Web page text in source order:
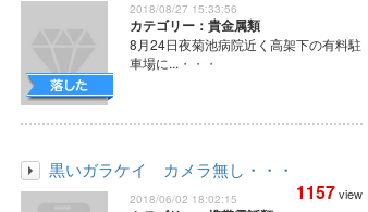
2018/08/27 15:33:56
カテゴリー：貴金属類
8月24日夜菊池病院近く高架下の有料駐
車場に... ・・・
黒いガラケイ カメラ無し・・・
1157view
2018/06/02 18:02:15